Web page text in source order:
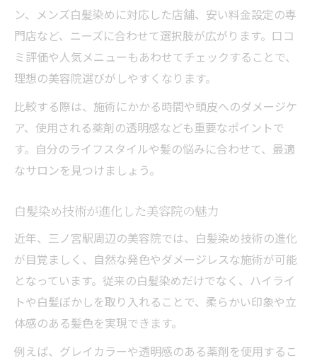
美容院選びで印象チェンジを実現
白髪ぼかし体験者が語る美容院の魅力
なぜ三ノ宮駅周辺は白髪染めが人気なのか
三ノ宮駅周辺美容院白髪染め人気の理由一
覧
アクセス抜群な美容院が多い理由
美容院の白髪染め技術が選ばれる背景
美容院で体感できる独自のサービス
ン、メンズ白髪染めに対応した店舗、安い料金設定の専
門店など、ニーズに合わせて選択肢が広がります。口コ
ミ評価や人気メニューもあわせてチェックすることで、
理想の美容院選びがしやすくなります。
比較する際は、施術にかかる時間や頭皮へのダメージケ
ア、使用される薬剤の透明感なども重要なポイントで
す。自分のライフスタイルや髪の悩みに合わせて、最適
なサロンを見つけましょう。
白髪染め技術が進化した美容院の魅力
近年、三ノ宮駅周辺の美容院では、白髪染め技術の進化
が目覚ましく、自然な発色やダメージレスな施術が可能
となっています。従来の白髪染めだけでなく、ハイライ
トや白髪ぼかしを取り入れることで、柔らかい印象や立
体感のある髪色を実現できます。
例えば、グレイカラーや透明感のある薬剤を使用するこ